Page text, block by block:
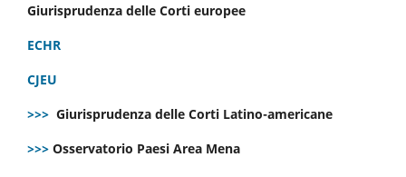
Giurisprudenza delle Corti europee
ECHR
CJEU
>>> Giurisprudenza delle Corti Latino-americane
>>> Osservatorio Paesi Area Mena